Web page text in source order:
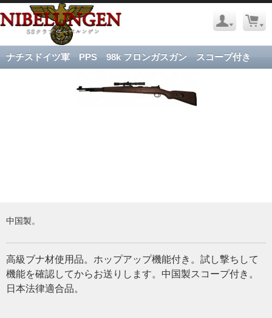
ナチスドイツ軍 PPS 98k フロンガスガン スコープ付き
中国製。
高級ブナ材使用品。ホップアップ機能付き。試し撃ちして
機能を確認してからお送りします。中国製スコープ付き。
日本法律適合品。